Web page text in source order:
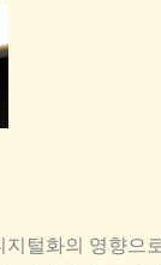
털화의 영향